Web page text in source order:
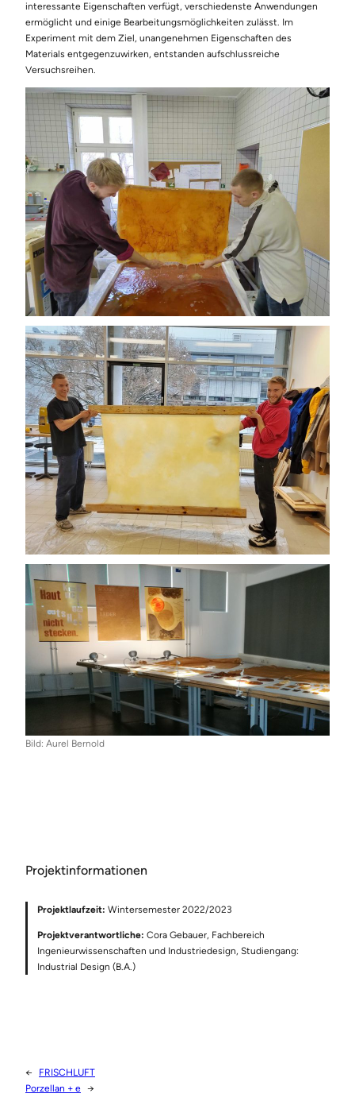
interessante Eigenschaften verfügt, verschiedenste Anwendungen
ermöglicht und einige Bearbeitungsmöglichkeiten zulässt. Im
Experiment mit dem Ziel, unangenehmen Eigenschaften des
Materials entgegenzuwirken, entstanden aufschlussreiche
Versuchsreihen.
Bild: Aurel Bernold
Projektinformationen
Projektlaufzeit: Wintersemester 2022/2023
Projektverantwortliche: Cora Gebauer, Fachbereich
Ingenieurwissenschaften und Industriedesign, Studiengang:
Industrial Design (B.A.)
←
FRISCHLUFT
Porzellan + e →